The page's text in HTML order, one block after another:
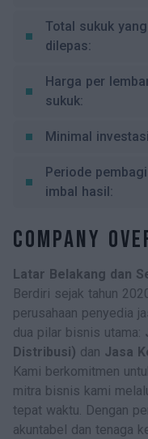
Total sukuk yang
dilepas:
Harga per
sukuk:
Minimal
Periode
imbal hasil:
Company
Latar Belakang dan
Berdiri sejak tahun
perusahaan penyedia
dua pilar bisnis utama:
Distribusi) dan Jasa
Kami berkomitmen
mitra bisnis kami
tepat waktu. Dengan
akuntabel dan tenaga